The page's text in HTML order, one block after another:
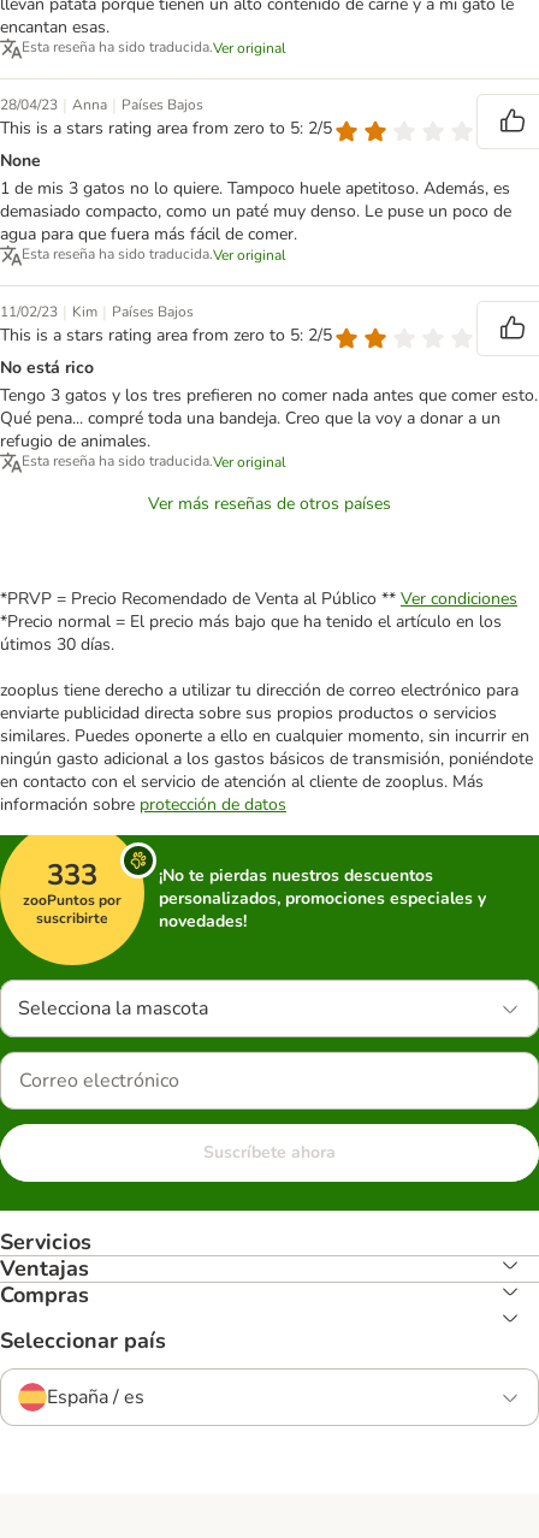
llevan patata porque tienen un alto contenido de carne y a mi gato le
encantan esas.
Esta reseña ha sido traducida.Ver original
28/04/23 | Anna | Países Bajos
This is a stars rating area from zero to 5: 2/5
None
1 de mis 3 gatos no lo quiere. Tampoco huele apetitoso. Además, es
demasiado compacto, como un paté muy denso. Le puse un poco de
agua para que fuera más fácil de comer.
Esta reseña ha sido traducida.Ver original
11/02/23 | Kim | Países Bajos
This is a stars rating area from zero to 5: 2/5
No está rico
Tengo 3 gatos y los tres prefieren no comer nada antes que comer esto.
Qué pena... compré toda una bandeja. Creo que la voy a donar a un
refugio de animales.
Esta reseña ha sido traducida.Ver original
Ver más reseñas de otros países
*PRVP = Precio Recomendado de Venta al Público ** Ver condiciones
*Precio normal = El precio más bajo que ha tenido el artículo en los
útimos 30 días.
zooplus tiene derecho a utilizar tu dirección de correo electrónico para
enviarte publicidad directa sobre sus propios productos o servicios
similares. Puedes oponerte a ello en cualquier momento, sin incurrir en
ningún gasto adicional a los gastos básicos de transmisión, poniéndote
en contacto con el servicio de atención al cliente de zooplus. Más
información sobre protección de datos
333
zooPuntos por
suscribirte
¡No te pierdas nuestros descuentos
personalizados, promociones especiales y
novedades!
Selecciona la mascota
Suscríbete ahora
Servicios
Ventajas
Compras
Seleccionar país
España / es